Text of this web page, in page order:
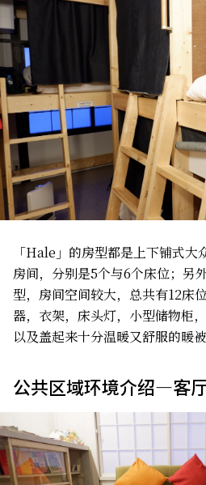
「Hale」的房型都是上下铺式
房间，分别是5个与6个床位；另
型，房间空间较大，总共有12床
器，衣架，床头灯，小型储物柜
以及盖起来十分温暖又舒服的暖被
公共区域环境介绍—客